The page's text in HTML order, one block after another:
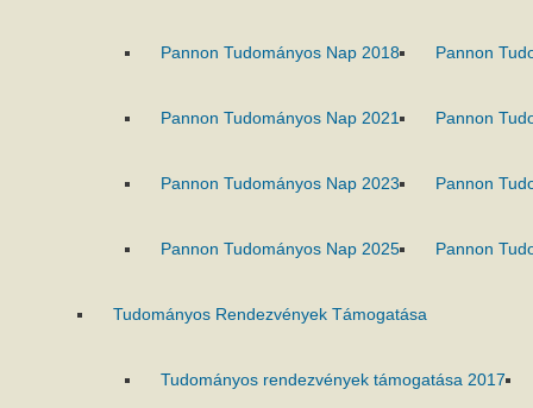
Pannon Tudományos Nap 2018 Pannon
Pannon Tudományos Nap 2021 Pannon
Pannon Tudományos Nap 2023 Pannon
Pannon Tudományos Nap 2025 Pannon
Tudományos Rendezvények Támogatása
Tudományos rendezvények támogatása 2017